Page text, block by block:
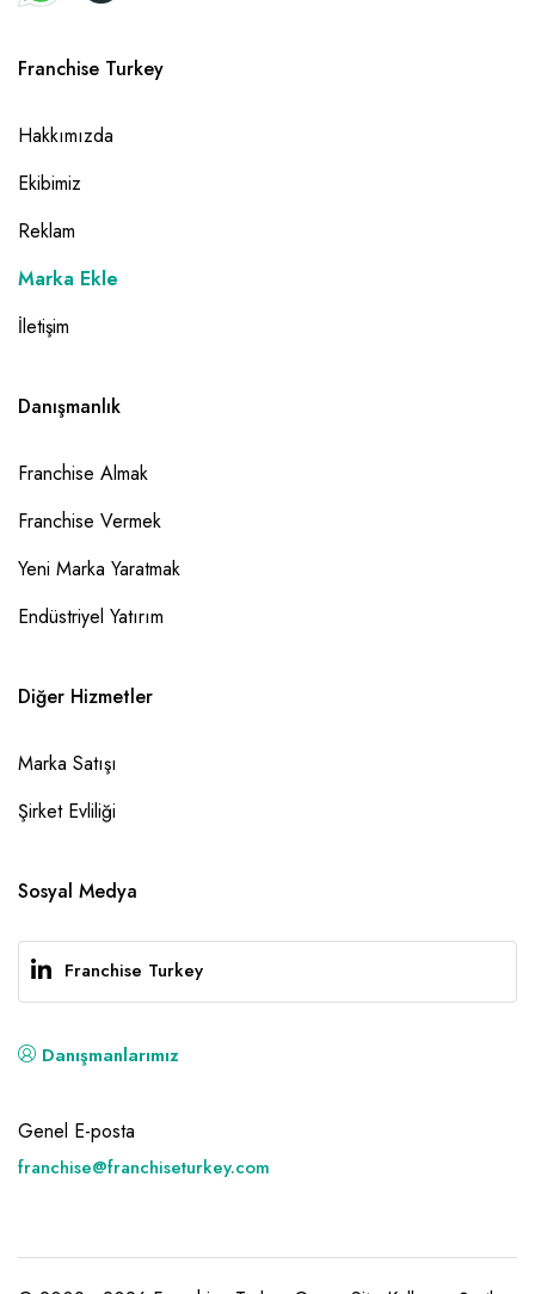
Franchise Turkey
Hakkımızda
Ekibimiz
Reklam
Marka Ekle
İletişim
Danışmanlık
Franchise Almak
Franchise Vermek
Yeni Marka Yaratmak
Endüstriyel Yatırım
Diğer Hizmetler
Marka Satışı
Şirket Evliliği
Sosyal Medya
Franchise Turkey
Danışmanlarımız
Genel E-posta
franchise@franchiseturkey.com